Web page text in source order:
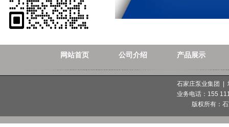
网站首页 公司介绍 产品展示
石家庄泵业集团 |
业务电话：155
版权所有：